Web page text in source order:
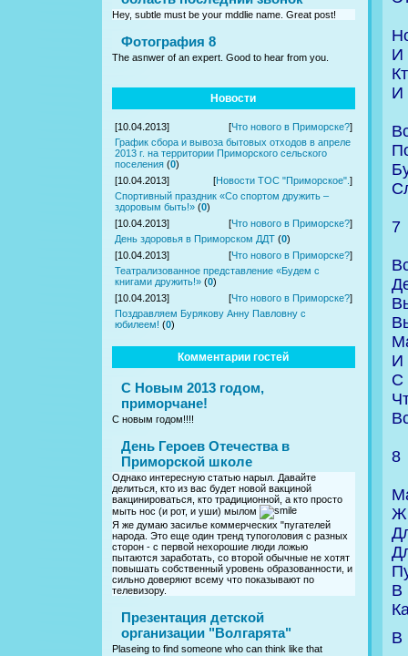
Hey, subtle must be your mddlie name. Great post!
Фотография 8
The asnwer of an expert. Good to hear from you.
Новости
[10.04.2013] [Что нового в Приморске?]
График сбора и вывоза бытовых отходов в апреле
2013 г. на территории Приморского сельского
поселения (0)
[10.04.2013]
[Новости ТОС "Приморское". ]
Спортивный праздник «Со спортом дружить –
здоровым быть!» (0)
[10.04.2013]
[Что нового в Приморске?]
День здоровья в Приморском ДДТ (0)
[10.04.2013]
[Что нового в Приморске?]
Театрализованное представление «Будем с
книгами дружить!» (0)
[10.04.2013]
[Что нового в Приморске?]
Поздравляем Бурякову Анну Павловну с
юбилеем! (0)
Комментарии гостей
С Новым 2013 годом,
приморчане!
С новым годом!!!!
День Героев Отечества в
Приморской школе
Однако интересную статью нарыл. Давайте
делиться, кто из вас будет новой вакциной
вакцинироваться, кто традиционной, а кто просто
мыть нос (и рот, и уши) мылом
Я же думаю засилье коммерческих "пугателей
народа. Это еще один тренд тупоголовия с разных
сторон - с первой нехорошие люди ложью
пытаются заработать, со второй обычные не хотят
повышать собственный уровень образованности, и
сильно доверяют всему что показывают по
телевизору.
Презентация детской
организации "Волгарята"
Plaseing to find someone who can think like that
И
И
7
И
С
8
В
В